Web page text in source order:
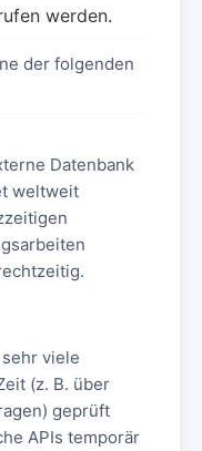
werden.
der folgenden
Datenbank
weltweit
viele
(z. B. über
geprüft
APIs temporär